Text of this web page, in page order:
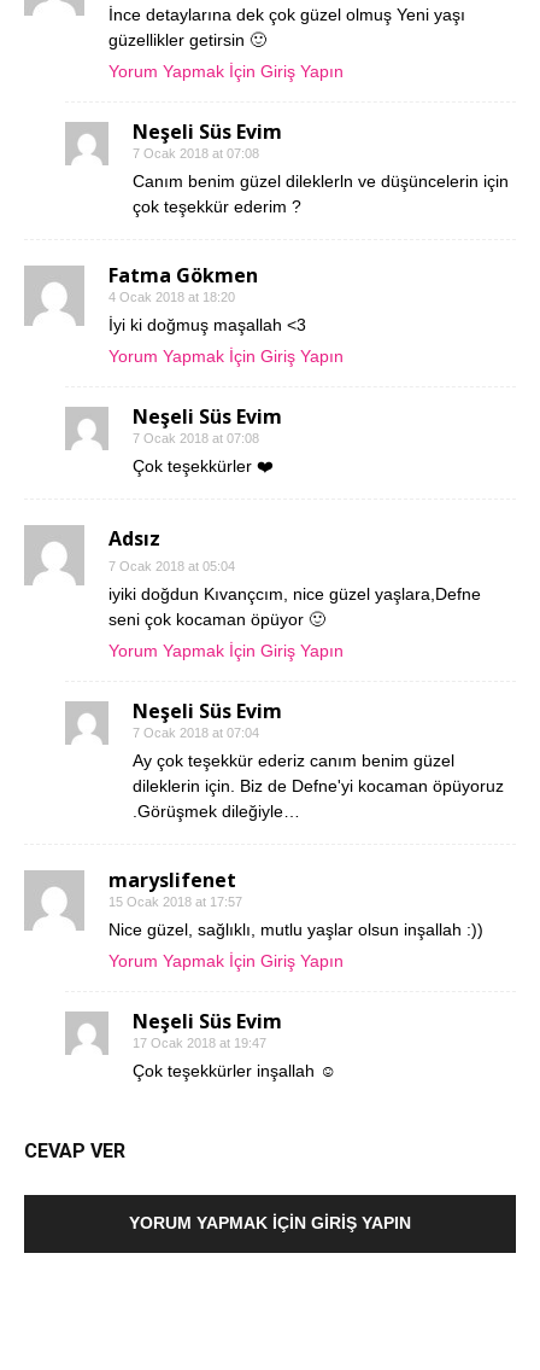
İnce detaylarına dek çok güzel olmuş Yeni yaşı
güzellikler getirsin 🙂
Yorum Yapmak İçin Giriş Yapın
Neşeli Süs Evim
7 Ocak 2018 at 07:08
Canım benim güzel dileklerln ve düşüncelerin için
çok teşekkür ederim ?
Fatma Gökmen
4 Ocak 2018 at 18:20
İyi ki doğmuş maşallah <3
Yorum Yapmak İçin Giriş Yapın
Neşeli Süs Evim
7 Ocak 2018 at 07:08
Çok teşekkürler ❤️
Adsız
7 Ocak 2018 at 05:04
iyiki doğdun Kıvançcım, nice güzel yaşlara,Defne
seni çok kocaman öpüyor 🙂
Yorum Yapmak İçin Giriş Yapın
Neşeli Süs Evim
7 Ocak 2018 at 07:04
Ay çok teşekkür ederiz canım benim güzel
dileklerin için. Biz de Defne'yi kocaman öpüyoruz
.Görüşmek dileğiyle…
maryslifenet
15 Ocak 2018 at 17:57
Nice güzel, sağlıklı, mutlu yaşlar olsun inşallah :))
Yorum Yapmak İçin Giriş Yapın
Neşeli Süs Evim
17 Ocak 2018 at 19:47
Çok teşekkürler inşallah ☺️
CEVAP VER
YORUM YAPMAK İÇIN GIRIŞ YAPIN